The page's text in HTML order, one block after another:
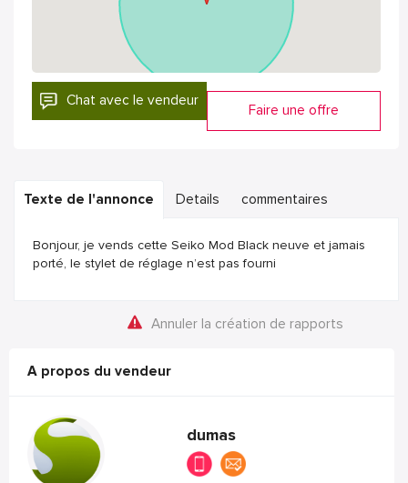
Chat avec le vendeur
Faire une offre
Texte de l'annonce Details commentaires
Bonjour, je vends cette Seiko Mod Black neuve et jamais
porté, le stylet de réglage n’est pas fourni
Annuler la création de rapports
A propos du vendeur
dumas